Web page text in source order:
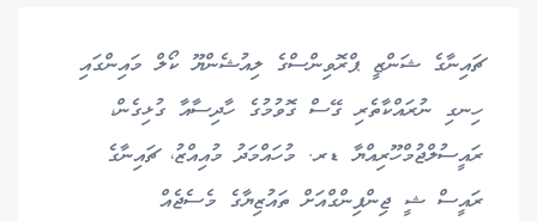
ޗައިނާގެ ޝަންޒީ ޕްރޮވިންސްގެ ލިއުޝެންޔޫ ކޯލް މައިންގައި
ހިނގި ނުރައްކާތެރި ގޭސް ގޮވުމުގެ ހާދިސާއާ ގުޅިގެން،
ރައީސުލްޖުމްހޫރިއްޔާ ޑރ. މުހައްމަދު މުއިއްޒު، ޗައިނާގެ
ރައީސް ޝީ ޖިންޕިންގްއަށް ތައުޒިޔާގެ މެސެޖެއް